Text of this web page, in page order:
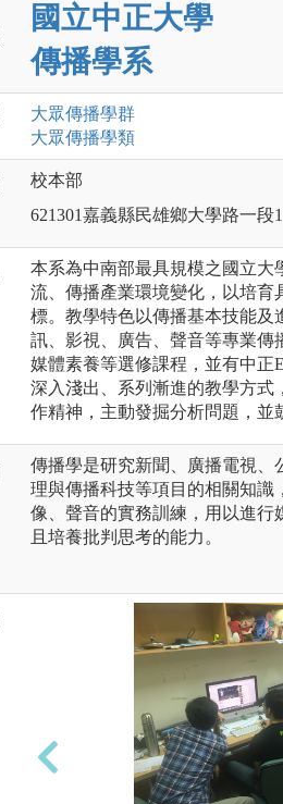
國立中正大學
傳播學系
大眾傳播學群
大眾傳播學類
校本部
621301嘉義縣民雄鄉大學路一段
本系為中南部最具規模之國立大
流、傳播產業環境變化，以培育
標。教學特色以傳播基本技能及
訊、影視、廣告、聲音等專業傳
媒體素養等選修課程，並有中正
深入淺出、系列漸進的教學方式
作精神，主動發掘分析問題，並
傳播學是研究新聞、廣播電視、
理與傳播科技等項目的相關知識
像、聲音的實務訓練，用以進行
且培養批判思考的能力。